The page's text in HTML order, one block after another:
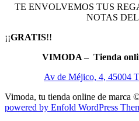
TE ENVOLVEMOS TUS
NOTAS
¡¡GRATIS!!
VIMODA – Tienda
Av de Méjico, 4, 45004
Vimoda, tu tienda online de marca
powered by Enfold WordPress